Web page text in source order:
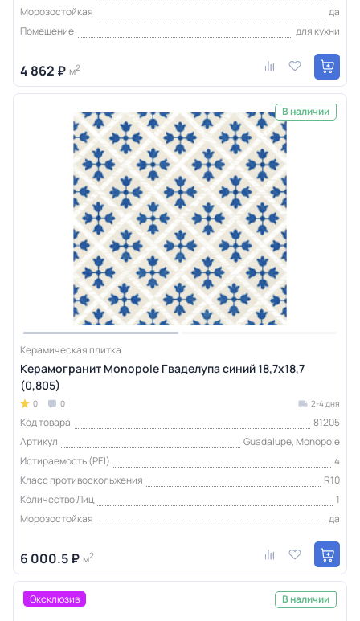
Морозостойкая
да
Помещение
для кухни
4 862 ₽ м2
В наличии
Керамическая плитка
Керамогранит Monopole Гваделупа синий 18,7x18,7
(0,805)
0 0 2-4 дня
Код товара
81205
Артикул
Guadalupe, Monopole
Истираемость (PEI)
4
Класс противоскольжения
R10
Количество Лиц
1
Морозостойкая
да
6 000.5 ₽ м2
Эксклюзив В наличии